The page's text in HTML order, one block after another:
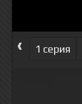
‹ 1 серия